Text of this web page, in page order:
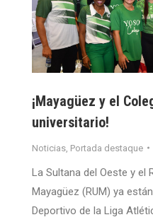
¡Mayagüez y el
universitario!
Noticias Portada destaque
La Sultana del Oeste y el
Mayagüez (RUM) ya
Deportivo de la Liga